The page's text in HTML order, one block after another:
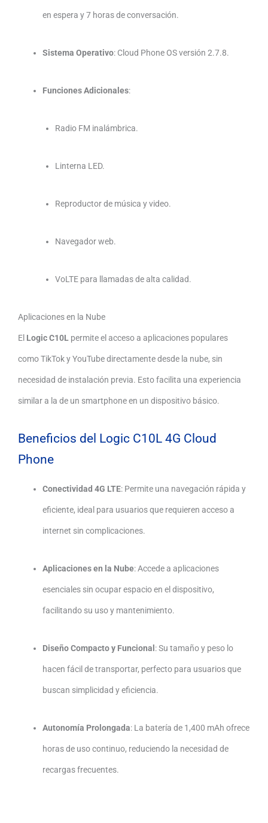
en espera y 7 horas de conversación.
Sistema Operativo: Cloud Phone OS versión 2.7.8.
Funciones Adicionales:
Radio FM inalámbrica.
Linterna LED.
Reproductor de música y video.
Navegador web.
VoLTE para llamadas de alta calidad.
Aplicaciones en la Nube
El Logic C10L permite el acceso a aplicaciones populares
como TikTok y YouTube directamente desde la nube, sin
necesidad de instalación previa. Esto facilita una experiencia
similar a la de un smartphone en un dispositivo básico.
Beneficios del Logic C10L 4G Cloud
Phone
Conectividad 4G LTE: Permite una navegación rápida y
eficiente, ideal para usuarios que requieren acceso a
internet sin complicaciones.
Aplicaciones en la Nube:Accede a aplicaciones
esenciales sin ocupar espacio en el dispositivo,
facilitando su uso y mantenimiento.
Diseño Compacto y Funcional :Su tamaño y peso lo
hacen fácil de transportar, perfecto para usuarios que
buscan simplicidad y eficiencia.
Autonomía Prolongada: La batería de 1,400 mAh ofrece
horas de uso continuo, reduciendo la necesidad de
recargas frecuentes.